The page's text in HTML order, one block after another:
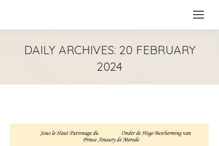
DAILY ARCHIVES: 20 FEBRUARY
2024